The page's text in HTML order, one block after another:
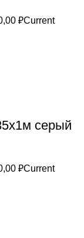
₽Current
серый
₽Current